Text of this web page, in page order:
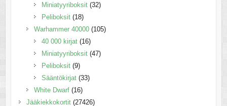
Miniatyyriboksit (32)
Peliboksit (18)
Warhammer 40000 (105)
40 000 kirjat (16)
Miniatyyriboksit (47)
Peliboksit (9)
Sääntökirjat (33)
White Dwarf (16)
Jääkiekkokortit (27426)